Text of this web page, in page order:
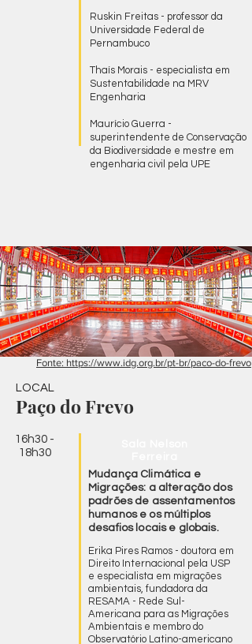
Ruskin Freitas - professor da
Universidade Federal de
Pernambuco
Thaís Morais - especialista em
Sustentabilidade na MRV
Engenharia
Maurício Guerra -
superintendente de Conservação
da Biodiversidade e mestre em
engenharia civil pela UPE
16h30 -
18h30
Erika Pires Ramos - doutora em
Direito Internacional pela USP
e especialista em migrações
ambientais, fundadora da
RESAMA - Rede Sul-
Americana para as Migrações
Ambientais e membro do
Observatório Latino-americano
LOCAL
Mudança Climática e
Migrações: a alteração dos
padrões de assentamentos
humanos e os múltiplos
desafios locais e globais.
Paço do Frevo
Fonte: https://www.idg.org.br/pt-br/paco-do-frevo